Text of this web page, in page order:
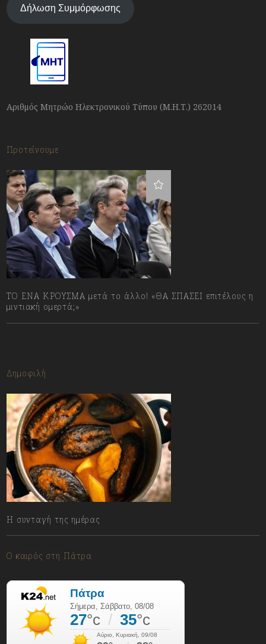
Δήλωση Συμμόρφωσης
Αριθμός Μητρώο Ηλεκτρονικού Τύπου (Μ.Η.Τ.) 262014
Προτείνουμε
ΤΟ ΕΝΑ ΚΡΟΥΣΜΑ μετά το άλλο! «ΘΑ ΣΠΑΣΕΙ επιτέλους η
μιντιακή ομερτά;»
Δημοφιλή
Η συνταγή της ημέρας
Ο καιρός στη Πάτρα